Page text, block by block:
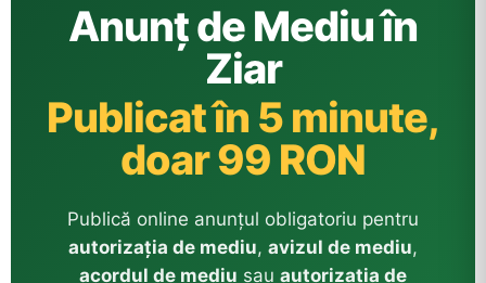
Anunț de Mediu în
Ziar
Publicat în 5 minute,
doar 99 RON
Publică online anunțul obligatoriu pentru
autorizația de mediu, avizul de mediu,
acordul de mediu sau autorizația de